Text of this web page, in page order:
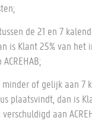
de 21 en 7
is Klant 25% van het
of gelijk aan 7
plaatsvindt, dan is
aan